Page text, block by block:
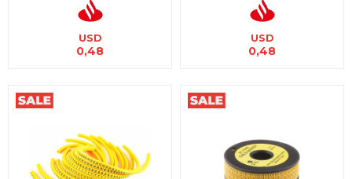
USD
0,48
USD
0,48